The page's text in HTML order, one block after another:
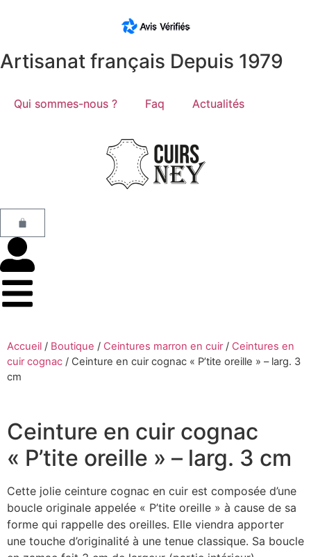
Artisanat français Depuis 1979
Qui sommes-nous ? Faq Actualités
Accueil / Boutique / Ceintures marron en cuir/ Ceintures en
cuir cognac / Ceinture en cuir cognac « P’tite oreille » – larg. 3
cm
Ceinture en cuir cognac
« P’tite oreille » – larg. 3 cm
Cette jolie ceinture cognac en cuir est composée d’une
boucle originale appelée « P’tite oreille » à cause de sa
forme qui rappelle des oreilles. Elle viendra apporter
une touche d’originalité à une tenue classique. Sa boucle